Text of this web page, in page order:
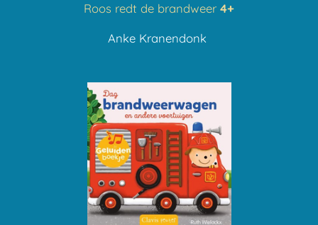
Roos redt de brandweer 4+
Anke Kranendonk